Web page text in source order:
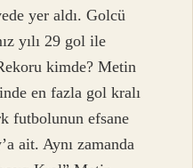
yer aldı. Golcü
yılı 29 gol ile
kimde? Metin
en fazla gol kralı
futbolunun efsane
ait. Aynı zamanda